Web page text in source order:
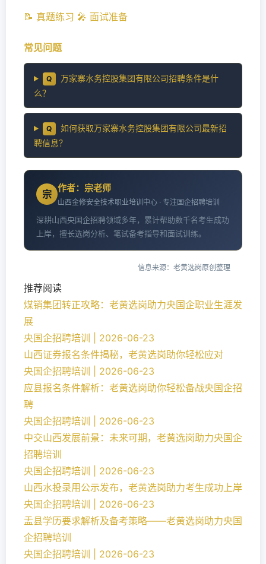
📝 真题练习 🎤 面试准备
常见问题
Q
万家寨水务控股集团有限公司招聘条件是什
么？
Q
如何获取万家寨水务控股集团有限公司最新招
聘信息？
宗
作者：宗老师
山西金修安全技术职业培训中心 · 专注国企招聘培训
深耕山西央国企招聘领域多年，累计帮助数千名考生成功
上岸，擅长选岗分析、笔试备考指导和面试训练。
信息来源：老黄选岗原创整理
推荐阅读
煤销集团转正攻略：老黄选岗助力央国企职业生涯发
展
央国企招聘培训 | 2026-06-23
山西证券报名条件揭秘，老黄选岗助你轻松应对
央国企招聘培训 | 2026-06-23
应县报名条件解析：老黄选岗助你轻松备战央国企招
聘
央国企招聘培训 | 2026-06-23
中交山西发展前景：未来可期，老黄选岗助力央国企
招聘培训
央国企招聘培训 | 2026-06-23
山西水投录用公示发布，老黄选岗助力考生成功上岸
央国企招聘培训 | 2026-06-23
盂县学历要求解析及备考策略——老黄选岗助力央国
企招聘培训
央国企招聘培训 | 2026-06-23